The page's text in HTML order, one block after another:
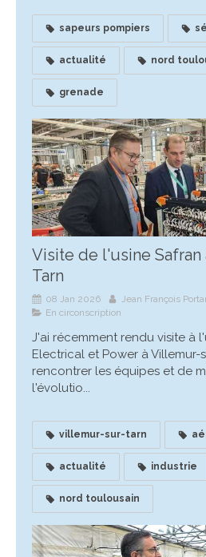
sapeurs pompiers
actualité nord
grenade
Visite de l'usine
Tarn
08 Jan 2026
Jean François
En circonscription
J'ai récemment rendu visite à
Electrical et Power à Villemur-
rencontrer les équipes et de
l'évolutio...
villemur-sur-tarn
actualité industrie
nord toulousain